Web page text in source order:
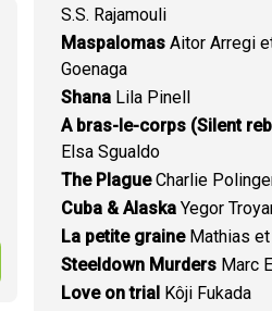
S.S. Rajamouli
Maspalomas Aitor Arregi
Goenaga
Shana Lila Pinell
A bras-le-corps (Silent
Elsa Sgualdo
The PlagueCharlie
Cuba & Alaska Yegor
La petite graineMathias
Steeldown Murders Marc
Love on trial Kôji Fukada